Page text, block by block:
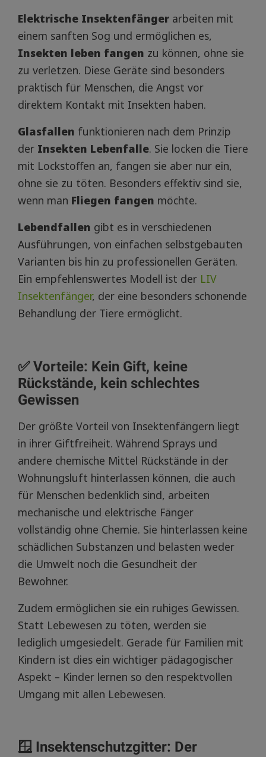
Elektrische Insektenfänger arbeiten mit
einem sanften Sog und ermöglichen es,
Insekten leben fangen zu können, ohne sie
zu verletzen. Diese Geräte sind besonders
praktisch für Menschen, die Angst vor
direktem Kontakt mit Insekten haben.
Glasfallen funktionieren nach dem Prinzip
der Insekten Lebenfalle. Sie locken die Tiere
mit Lockstoffen an, fangen sie aber nur ein,
ohne sie zu töten. Besonders effektiv sind sie,
wenn man Fliegen fangen möchte.
Lebendfallen gibt es in verschiedenen
Ausführungen, von einfachen selbstgebauten
Varianten bis hin zu professionellen Geräten.
Ein empfehlenswertes Modell ist der LIV
Insektenfänger, der eine besonders schonende
Behandlung der Tiere ermöglicht.
✅ Vorteile: Kein Gift, keine
Rückstände, kein schlechtes
Gewissen
Der größte Vorteil von Insektenfängern liegt
in ihrer Giftfreiheit. Während Sprays und
andere chemische Mittel Rückstände in der
Wohnungsluft hinterlassen können, die auch
für Menschen bedenklich sind, arbeiten
mechanische und elektrische Fänger
vollständig ohne Chemie. Sie hinterlassen keine
schädlichen Substanzen und belasten weder
die Umwelt noch die Gesundheit der
Bewohner.
Zudem ermöglichen sie ein ruhiges Gewissen.
Statt Lebewesen zu töten, werden sie
lediglich umgesiedelt. Gerade für Familien mit
Kindern ist dies ein wichtiger pädagogischer
Aspekt – Kinder lernen so den respektvollen
Umgang mit allen Lebewesen.
🪟 Insektenschutzgitter: Der